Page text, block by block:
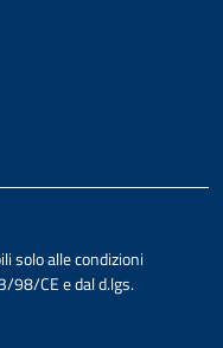
solo alle condizioni
98/CE e dal d.lgs.